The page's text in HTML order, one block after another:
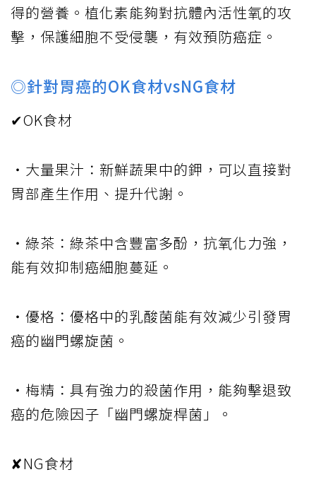
得的營養。植化素能夠對抗體內活性氧的攻
擊，保護細胞不受侵襲，有效預防癌症。
◎針對胃癌的OK食材vsNG食材
✔OK食材
・大量果汁：新鮮蔬果中的鉀，可以直接對
胃部產生作用、提升代謝。
・綠茶：綠茶中含豐富多酚，抗氧化力強，
能有效抑制癌細胞蔓延。
・優格：優格中的乳酸菌能有效減少引發胃
癌的幽門螺旋菌。
・梅精：具有強力的殺菌作用，能夠擊退致
癌的危險因子「幽門螺旋桿菌」。
✘NG食材